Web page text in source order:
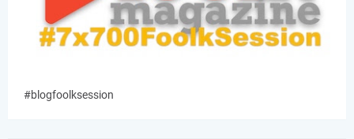
#blogfoolksession